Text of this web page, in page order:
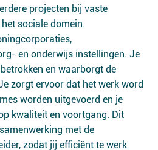
projecten bij vaste
sociale domein.
en onderwijs instellingen. Je
en waarborgt de
zorgt ervoor dat het werk word
worden uitgevoerd en je
kwaliteit en voortgang. Dit
met de
zodat jij efficiënt te werk